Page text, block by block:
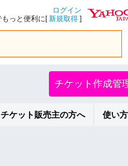
ログイン
もっと便利に[新規取得 ]
チケット作成管
チケット販売主の方へ 使い方